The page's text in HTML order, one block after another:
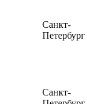
Санкт-
Петербург
Санкт-